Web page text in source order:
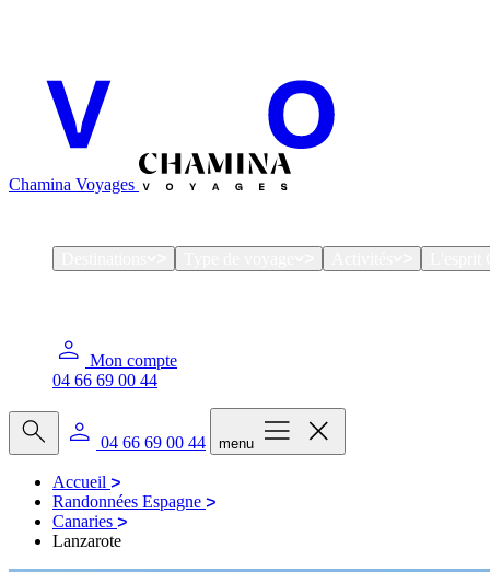
Chamina Voyages
Mon compte
04 66 69 00 44
04 66 69 00 44 menu
Accueil
Randonnées Espagne
Canaries
Lanzarote